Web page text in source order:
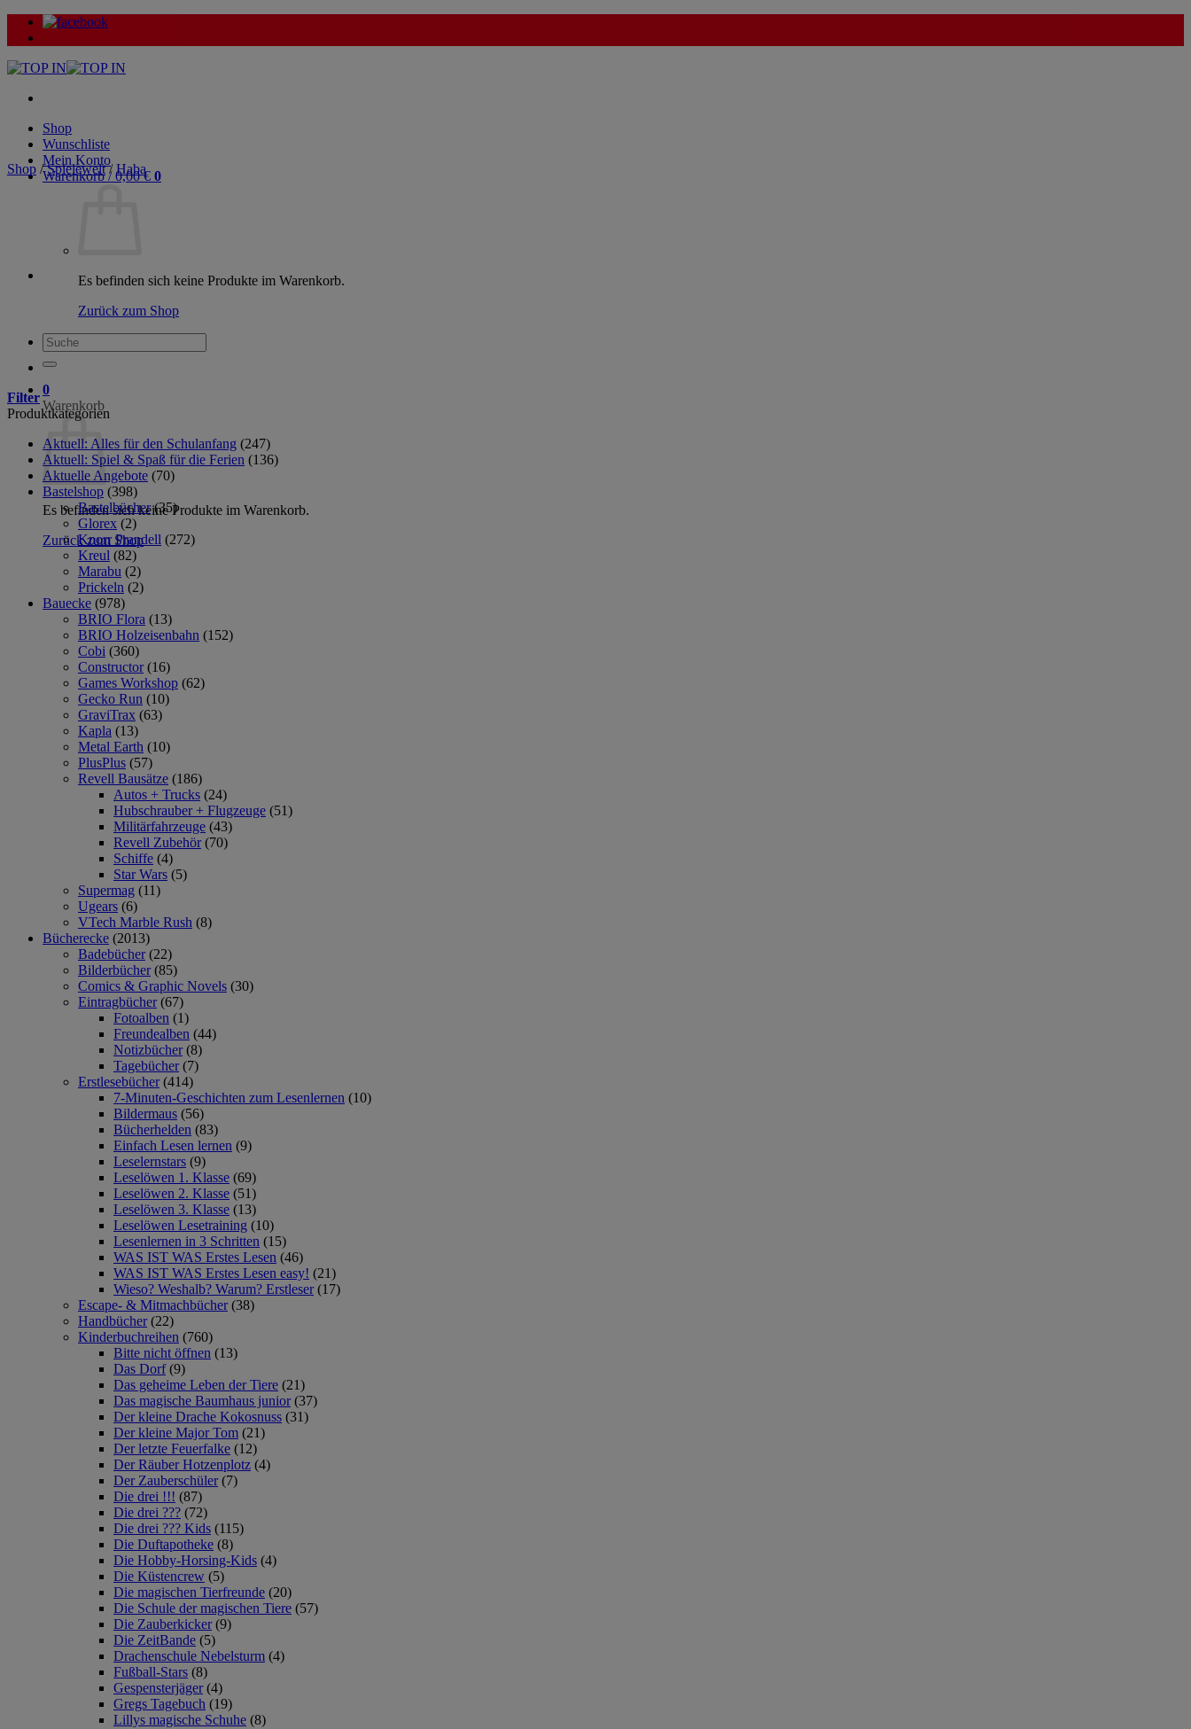
Zum
Inhalt
Shop
Wunschliste
Mein Konto
Warenkorb /0,00€ 0
Es befinden sich keine Produkte im Warenkorb.
Zurück zum Shop
Suche
nach:
0
Warenkorb
Es befinden sich keine Produkte im Warenkorb.
Zurück zum Shop
Shop / Spielewelt / Haba
Filter
Produktkategorien
Aktuell: Alles für den Schulanfang (247)
Aktuell: Spiel & Spaß für die Ferien (136)
Aktuelle Angebote (70)
Bastelshop (398)
Bastelbücher (35)
Glorex (2)
Knorr Prandell (272)
Kreul (82)
Marabu (2)
Prickeln (2)
Bauecke (978)
BRIO Flora (13)
BRIO Holzeisenbahn (152)
Cobi (360)
Constructor (16)
Games Workshop (62)
Gecko Run (10)
GraviTrax (63)
Kapla (13)
Metal Earth (10)
PlusPlus (57)
Revell Bausätze (186)
Autos + Trucks (24)
Hubschrauber + Flugzeuge (51)
Militärfahrzeuge (43)
Revell Zubehör (70)
Schiffe (4)
Star Wars (5)
Supermag (11)
Ugears (6)
VTech Marble Rush (8)
Bücherecke (2013)
Badebücher (22)
Bilderbücher (85)
Comics & Graphic Novels (30)
Eintragbücher (67)
Fotoalben (1)
Freundealben (44)
Notizbücher (8)
Tagebücher (7)
Erstlesebücher (414)
7-Minuten-Geschichten zum Lesenlernen (10)
Bildermaus (56)
Bücherhelden (83)
Einfach Lesen lernen (9)
Leselernstars (9)
Leselöwen 1. Klasse (69)
Leselöwen 2. Klasse (51)
Leselöwen 3. Klasse (13)
Leselöwen Lesetraining (10)
Lesenlernen in 3 Schritten (15)
WAS IST WAS Erstes Lesen (46)
WAS IST WAS Erstes Lesen easy! (21)
Wieso? Weshalb? Warum? Erstleser (17)
Escape- & Mitmachbücher (38)
Handbücher (22)
Kinderbuchreihen (760)
Bitte nicht öffnen (13)
Das Dorf (9)
Das geheime Leben der Tiere (21)
Das magische Baumhaus junior (37)
Der kleine Drache Kokosnuss (31)
Der kleine Major Tom (21)
Der letzte Feuerfalke (12)
Der Räuber Hotzenplotz (4)
Der Zauberschüler (7)
Die drei !!! (87)
Die drei ??? (72)
Die drei ??? Kids (115)
Die Duftapotheke (8)
Die Hobby-Horsing-Kids (4)
Die Küstencrew (5)
Die magischen Tierfreunde (20)
Die Schule der magischen Tiere (57)
Die Zauberkicker (9)
Die ZeitBande (5)
Drachenschule Nebelsturm (4)
Fußball-Stars (8)
Gespensterjäger (4)
Gregs Tagebuch (19)
Lillys magische Schuhe (8)